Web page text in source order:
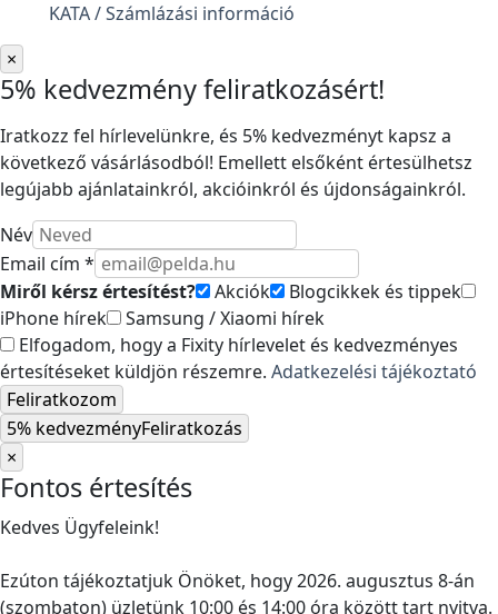
KATA / Számlázási információ
×
5% kedvezmény feliratkozásért!
Iratkozz fel hírlevelünkre, és 5% kedvezményt kapsz a
következő vásárlásodból! Emellett elsőként értesülhetsz
legújabb ajánlatainkról, akcióinkról és újdonságainkról.
Név
Email cím *
Miről kérsz értesítést?
Akciók
Blogcikkek és tippek
iPhone hírek
Samsung / Xiaomi hírek
Elfogadom, hogy a Fixity hírlevelet és kedvezményes
értesítéseket küldjön részemre. Adatkezelési tájékoztató
Feliratkozom
5% kedvezményFeliratkozás
×
Fontos értesítés
Kedves Ügyfeleink!
Ezúton tájékoztatjuk Önöket, hogy 2026. augusztus 8-án
(szombaton) üzletünk 10:00 és 14:00 óra között tart nyitva.